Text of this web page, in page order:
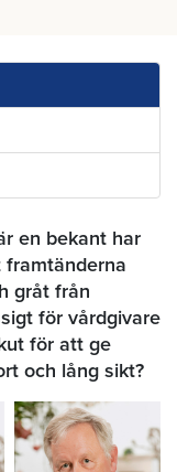
en bekant har
gråt från
för vårdgivare
för att ge
och lång sikt?